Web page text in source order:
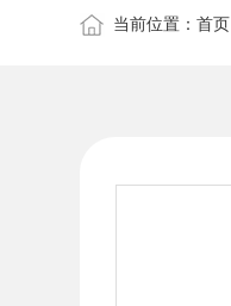
当前位置：首页